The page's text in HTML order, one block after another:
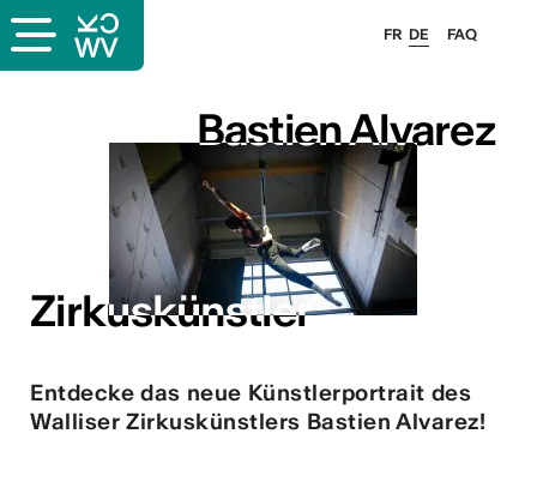
FAQ
FR DE
Bastien Alvarez
Zirkuskünstler
Bastien Alvarez
Zirkuskünstler
Entdecke das neue Künstlerportrait des
Walliser Zirkuskünstlers Bastien Alvarez!